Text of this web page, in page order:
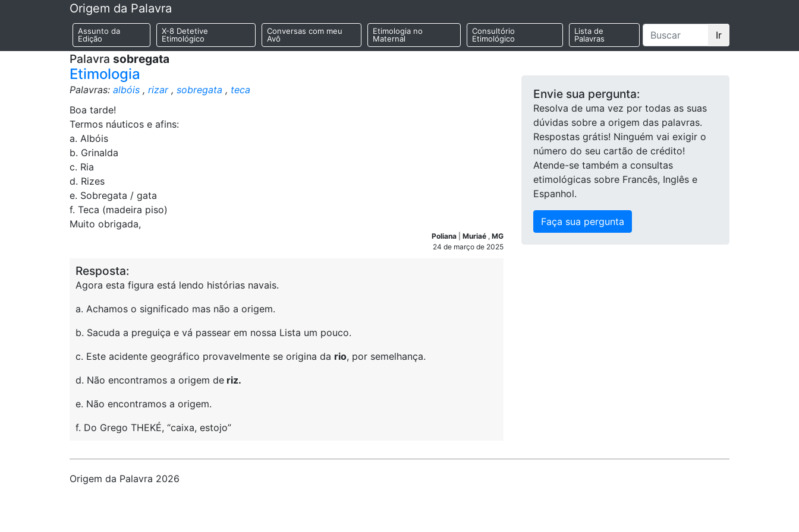
Origem da Palavra
Assunto da
Edição
X-8 Detetive
Etimológico
Conversas com meu
Avô
Etimologia no
Maternal
Consultório
Etimológico
Lista de
Palavras
Ir
Palavra sobregata
Etimologia
Palavras: albóis , rizar, sobregata , teca
Boa tarde!
Termos náuticos e afins:
a. Albóis
b. Grinalda
c. Ria
d. Rizes
e. Sobregata / gata
f. Teca (madeira piso)
Muito obrigada,
Poliana Muriaé , MG
24 de março de 2025
Resposta:
Agora esta figura está lendo histórias navais.
a. Achamos o significado mas não a origem.
b. Sacuda a preguiça e vá passear em nossa Lista um pouco.
c. Este acidente geográfico provavelmente se origina da rio, por semelhança.
d. Não encontramos a origem de riz.
e. Não encontramos a origem.
f. Do Grego THEKÉ, “caixa, estojo”
Envie sua pergunta:
Resolva de uma vez por todas as suas
dúvidas sobre a origem das palavras.
Respostas grátis! Ninguém vai exigir o
número do seu cartão de crédito!
Atende-se também a consultas
etimológicas sobre Francês, Inglês e
Espanhol.
Faça sua pergunta
Origem da Palavra 2026